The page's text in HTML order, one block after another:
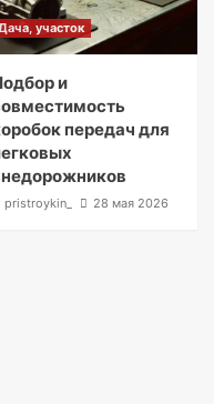
участок
и
передач для
pristroykin_ 28 мая 2026